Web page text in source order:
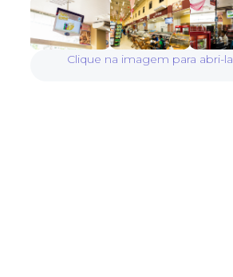
Clique na imagem para abri-la